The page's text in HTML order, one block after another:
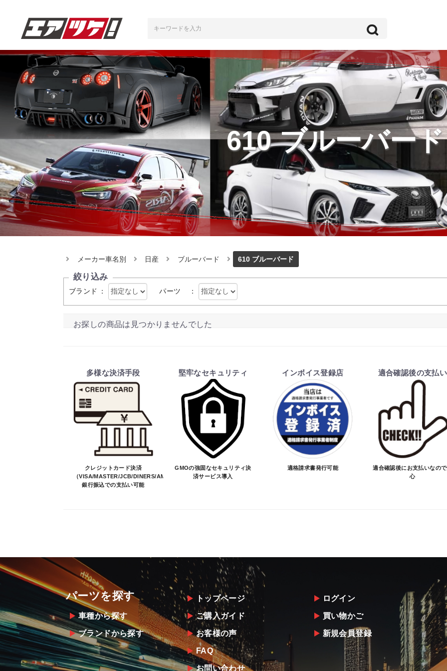
610 ブルーバード
メーカー車名別 日産 ブルーバード 610 ブルーバード
絞り込み
ブランド ： パーツ ：
お探しの商品は見つかりませんでした
多様な決済手段
クレジットカード決済
（VISA/MASTER/JCB/DINERS/AMEX）、
銀行振込での支払い可能
堅牢なセキュリティ
GMOの強固なセキュリティ決
済サービス導入
インボイス登録店
適格請求書発行可能
適合確認後の支払い
適合確認後にお支払いなの
心
パーツを探す
車種から探す
ブランドから探す
トップページ
ご購入ガイド
お客様の声
FAQ
お問い合わせ
ログイン
買い物かご
新規会員登録